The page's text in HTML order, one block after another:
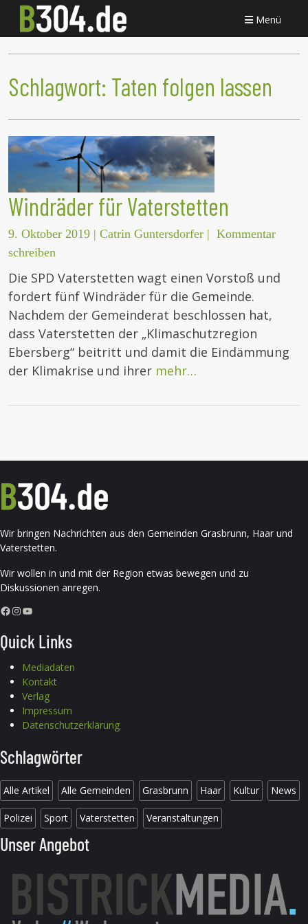
Menü
Schlagwort: Taten folgen lassen
Windräder für Vaterstetten
9. Oktober 2019 | Catrin Guntersdorfer | Kommentar
schreiben
Die SPD Vaterstetten wagt einen Vorstoß und
fordert fünf Windräder für die Gemeinde.
Nachdem der Gemeinderat beschlossen hat,
dass Vaterstetten der „Klimaschutzregion
Ebersberg“ beitritt und damit die Eindämmung
der Klimakrise und ihrer mehr…
Wir bringen Nachrichten aus den Gemeinden Grasbrunn, Haar und
Vaterstetten.
Wir wollen in und mit der Region etwas bewegen und zu
Diskussionen anregen.
Facebook InstagramYouTube
Quick Links
Mediadaten
Kontakt
Verlag
Impressum
Datenschutzerklärung
Schlagwörter
Alle Artikel Alle Gemeinden Grasbrunn Haar Kultur News
Polizei Sport Vaterstetten Veranstaltungen
Unser Angebot